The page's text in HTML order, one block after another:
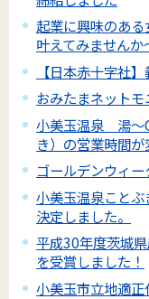
起業に興味のあ
叶えて
【日本赤十字社
おみたまネット
小美玉温泉 湯～
き）の営業時間
ゴールデンウィ
小美玉温泉こと
決定しました。
平成30年度茨城
を受賞しました！
小美玉市立地適